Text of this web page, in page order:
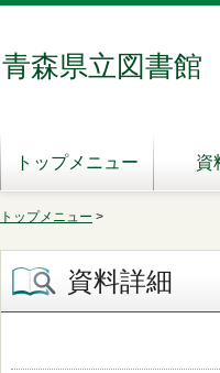
青森県立図書館
トップメニュー 資
トップメニュー >
資料詳細